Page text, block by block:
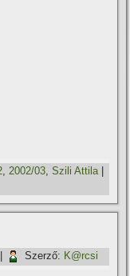
,2002/03,Szili Attila|
Szerző: K@rcsi